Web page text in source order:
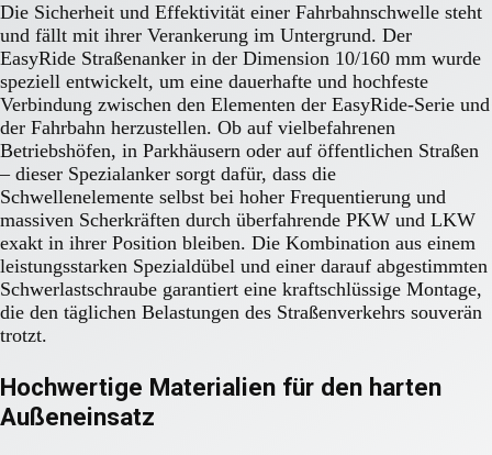
Die Sicherheit und Effektivität einer Fahrbahnschwelle steht
und fällt mit ihrer Verankerung im Untergrund. Der
EasyRide Straßenanker in der Dimension 10/160 mm wurde
speziell entwickelt, um eine dauerhafte und hochfeste
Verbindung zwischen den Elementen der EasyRide-Serie und
der Fahrbahn herzustellen. Ob auf vielbefahrenen
Betriebshöfen, in Parkhäusern oder auf öffentlichen Straßen
– dieser Spezialanker sorgt dafür, dass die
Schwellenelemente selbst bei hoher Frequentierung und
massiven Scherkräften durch überfahrende PKW und LKW
exakt in ihrer Position bleiben. Die Kombination aus einem
leistungsstarken Spezialdübel und einer darauf abgestimmten
Schwerlastschraube garantiert eine kraftschlüssige Montage,
die den täglichen Belastungen des Straßenverkehrs souverän
trotzt.
Hochwertige Materialien für den harten
Außeneinsatz